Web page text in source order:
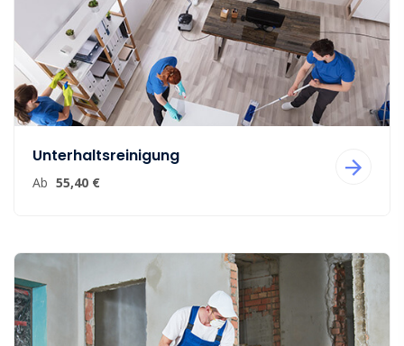
Unterhaltsreinigung
Ab 55,40 €